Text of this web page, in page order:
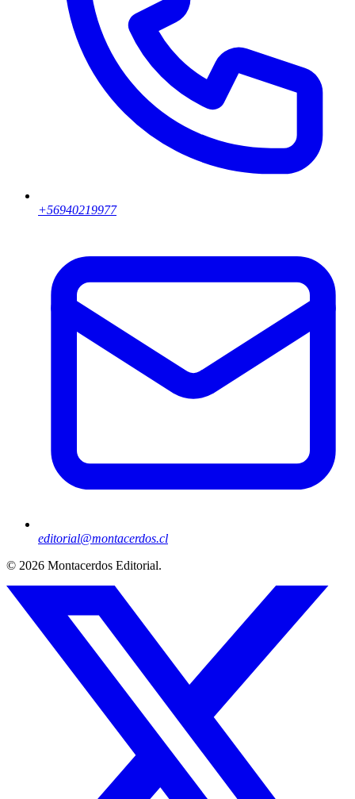
+56940219977
editorial@montacerdos.cl
© 2026 Montacerdos Editorial.